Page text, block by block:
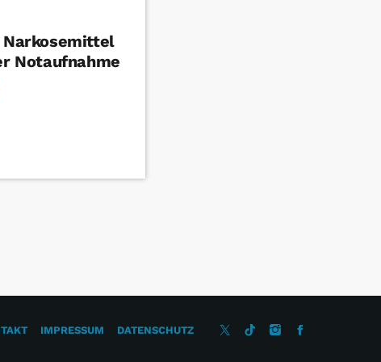
Notaufnahme
IMPRESSUM DATENSCHUTZ